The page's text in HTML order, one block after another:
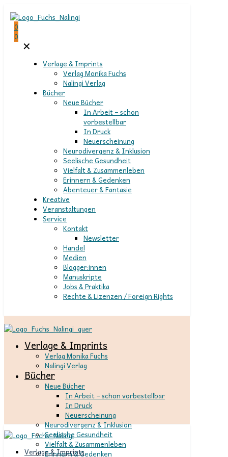
0
0
✕
Verlage & Imprints
Verlag Monika Fuchs
Nalingi Verlag
Bücher
Neue Bücher
In Arbeit – schon
vorbestellbar
In Druck
Neuerscheinung
Neurodivergenz & Inklusion
Seelische Gesundheit
Vielfalt & Zusammenleben
Erinnern & Gedenken
Abenteuer & Fantasie
Kreative
Veranstaltungen
Service
Kontakt
Newsletter
Handel
Medien
Blogger:innen
Manuskripte
Jobs & Praktika
Rechte & Lizenzen / Foreign Rights
Verlage & Imprints
Verlag Monika Fuchs
Nalingi Verlag
Bücher
Neue Bücher
In Arbeit – schon vorbestellbar
In Druck
Neuerscheinung
Neurodivergenz & Inklusion
Seelische Gesundheit
Vielfalt & Zusammenleben
Erinnern & Gedenken
Verlage & Imprints